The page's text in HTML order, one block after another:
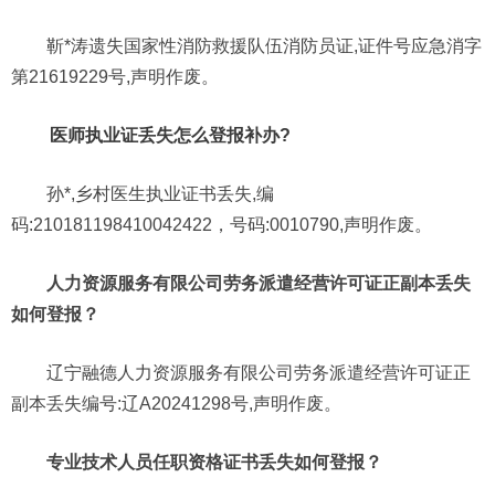
靳*涛遗失国家性消防救援队伍消防员证,证件号应急消字
第21619229号,声明作废。
医师执业证丢失怎么登报补办?
孙*,乡村医生执业证书丢失,编
码:210181198410042422，号码:0010790,声明作废。
人力资源服务有限公司劳务派遣经营许可证正副本丢失
如何登报？
辽宁融德人力资源服务有限公司劳务派遣经营许可证正
副本丢失编号:辽A20241298号,声明作废。
专业技术人员任职资格证书丢失如何登报？